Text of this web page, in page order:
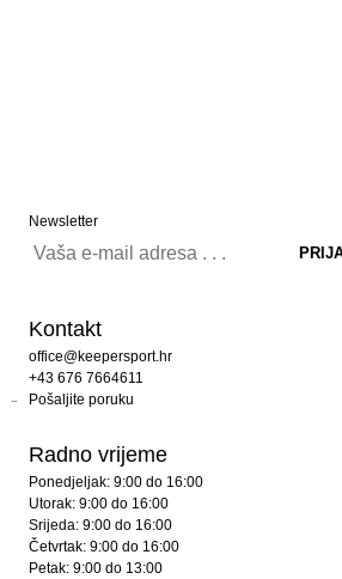
Newsletter
Kontakt
office@keepersport.hr
+43 676 7664611
Pošaljite poruku
Radno vrijeme
Ponedjeljak: 9:00 do 16:00
Utorak: 9:00 do 16:00
Srijeda: 9:00 do 16:00
Četvrtak: 9:00 do 16:00
Petak: 9:00 do 13:00